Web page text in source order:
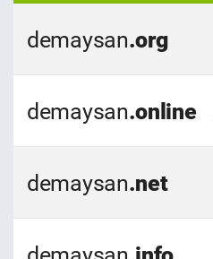
demaysan.org
demaysan.online
demaysan.net